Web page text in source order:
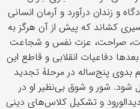
و زندان درآورد و آرمان انسانی
کشاند که پیش از آن هرگز به
صراحت، عزت نفس و شجاعت
دفاعیات انقلابی و قاطع این
پنج‌ساله در مرحلۀ تجدید
شور و شوق بی‌نظیر او در
و تشکیل کلاس‌های دینی